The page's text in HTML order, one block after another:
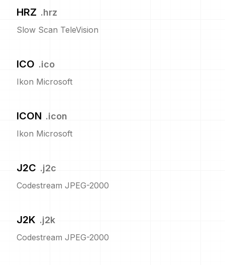
HRZ .hrz
Slow Scan TeleVision
ICO .ico
Ikon Microsoft
ICON .icon
Ikon Microsoft
J2C .j2c
Codestream JPEG-2000
J2K .j2k
Codestream JPEG-2000